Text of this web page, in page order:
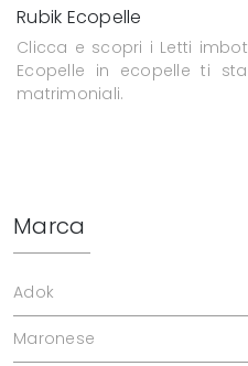
Rubik Ecopelle
Clicca e scopri i Letti
Ecopelle in ecopelle ti
matrimoniali.
Marca
Adok
Maronese